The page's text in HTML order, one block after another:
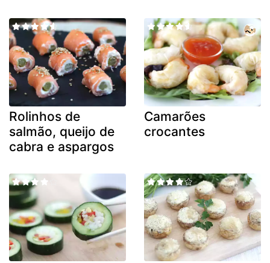
Rolinhos de
salmão, queijo de
cabra e aspargos
Camarões
crocantes